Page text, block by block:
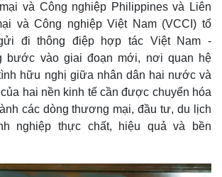
g
m
e
và Công nghiệp Philippines và Liên
và Công nghiệp Việt Nam (VCCI) tổ
đi thông điệp hợp tác Việt Nam -
bước vào giai đoạn mới, nơi quan hệ
hữu nghị giữa nhân dân hai nước và
hai nền kinh tế cần được chuyển hóa
các dòng thương mại, đầu tư, du lịch
nghiệp thực chất, hiệu quả và bền